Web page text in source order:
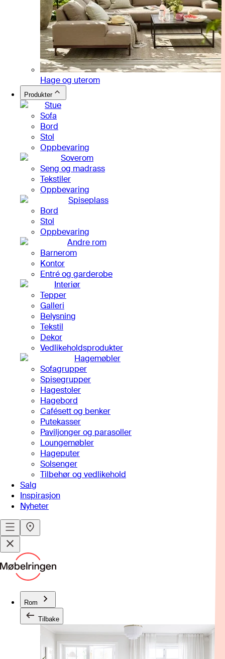
Hage og uterom
Produkter
Stue
Sofa
Bord
Stol
Oppbevaring
Soverom
Seng og madrass
Tekstiler
Oppbevaring
Spiseplass
Bord
Stol
Oppbevaring
Andre rom
Barnerom
Kontor
Entré og garderobe
Interiør
Tepper
Galleri
Belysning
Tekstil
Dekor
Vedlikeholdsprodukter
Hagemøbler
Sofagrupper
Spisegrupper
Hagestoler
Hagebord
Cafésett og benker
Putekasser
Paviljonger og parasoller
Loungemøbler
Hageputer
Solsenger
Tilbehør og vedlikehold
Salg
Inspirasjon
Nyheter
Rom
Tilbake